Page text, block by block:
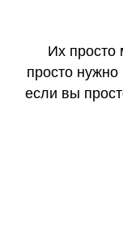
Их просто
просто
если вы